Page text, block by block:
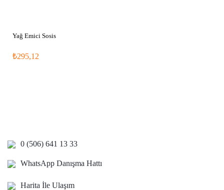
Yağ Emici Sosis
₺295,12
0 (506) 641 13 33
WhatsApp Danışma Hattı
Harita İle Ulaşım